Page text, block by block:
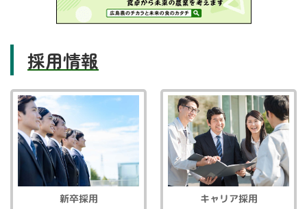
採用情報
新卒採用 キャリア採用